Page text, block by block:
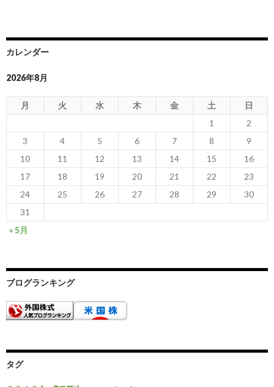
カレンダー
2026年8月
月 火 水 木 金 土
日
1
2
3
4 5 6 7 8
9
10
11 12 13 14 15
16
17
18 19 20 21 22
23
24
25 26 27 28 29
30
31
« 5月
ブログランキング
タグ